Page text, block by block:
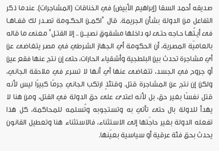
صديقه أحمد السقا (إبراهيم الأبيض) في الخناقات (المشاجرات). عندما ذكر
التفاعل من الدولة بشأن الجريمة. قال "اكمـن الحكـومة تصـدر لك قفـاهـا
فى أيـتُهـا حـاجه حتـى لو داخلها مشقوق نصيــن .. إلا القتـل" معنى ما قاله
بالعاميّة المصرية، أن الحكومة أي الجهاز الشرطي في مصر يتغاضى عن
أي مشاجرة تحدث بين البلطجية وأشقياء الحارات، حتى إن نتج عنها فقع عين
أو جروح في الجسد، تتغاضى عنها أي أنها لا تسرع في ملاحقة الجاني،
ولكن إن نتج عن المشاجرة قتل. وقتئذٍ ارتكب الجاني جرمًا كبيرًا ليس لأنه
قتل نفسًا بغير حق، بل لأنه اعتدى على حق الدولة في القتل، ومن هنا لا
يهدأ للدولة بال حتى تأتي به وتستجوبه وتُسلمه للمحاكمة، كل هذا
تفعله الدولة بغير حاجّتها إلى الاستثناء، فالاستثناء هنا وتعطيل القانون
يحدث بحق فئة عرقية أو سياسية بعيّنها.